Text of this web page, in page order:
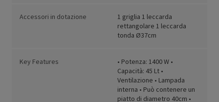
Accessori in dotazione
1 griglia 1 leccarda
rettangolare 1 leccarda
tonda Ø37cm
Key Features
• Potenza: 1400 W •
Capacità: 45 Lt •
Ventilazione • Lampada
interna • Può contenere un
piatto di diametro 40cm •